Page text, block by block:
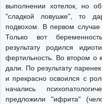
выполнении хотелок, но
"сладкой ловушке", то
подвохом. В первом
Только вот
результату родился
фертильность. Во втором о
дали. По результату
и прекрасно освоился с
начались
предложили "ифрита"